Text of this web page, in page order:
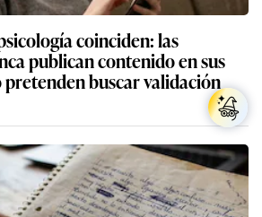
coinciden: las
publican contenido en sus
pretenden buscar validación